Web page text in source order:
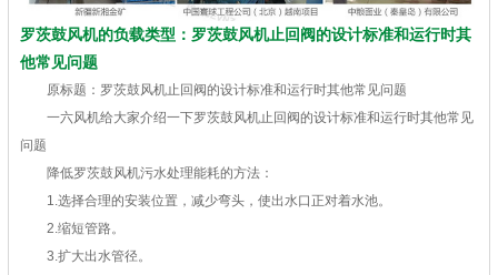
罗茨鼓风机的负载类型：罗茨鼓风机止回阀的设计标准和运行时其
他常见问题
原标题：罗茨鼓风机止回阀的设计标准和运行时其他常见问题
一六风机给大家介绍一下罗茨鼓风机止回阀的设计标准和运行时其他常见
问题
降低罗茨鼓风机污水处理能耗的方法：
1.选择合理的安装位置，减少弯头，使出水口正对着水池。
2.缩短管路。
3.扩大出水管径。